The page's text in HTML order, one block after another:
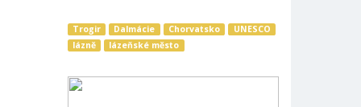
Trogir Dalmácie Chorvatsko
UNESCO
lázně
lázeňské město